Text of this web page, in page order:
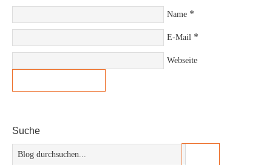
Name *
E-Mail *
Webseite
Suche